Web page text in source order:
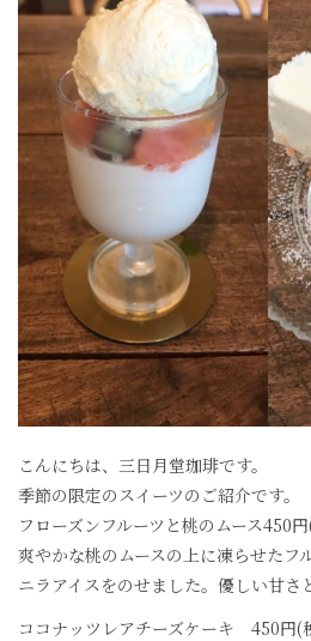
こんにちは、三日月堂珈琲です。
季節の限定のスイーツのご紹介です。
フローズンフルーツと桃のムース450
爽やかな桃のムースの上に凍らせたフ
ニラアイスをのせました。優しい甘さ
ココナッツレアチーズケーキ 450円(